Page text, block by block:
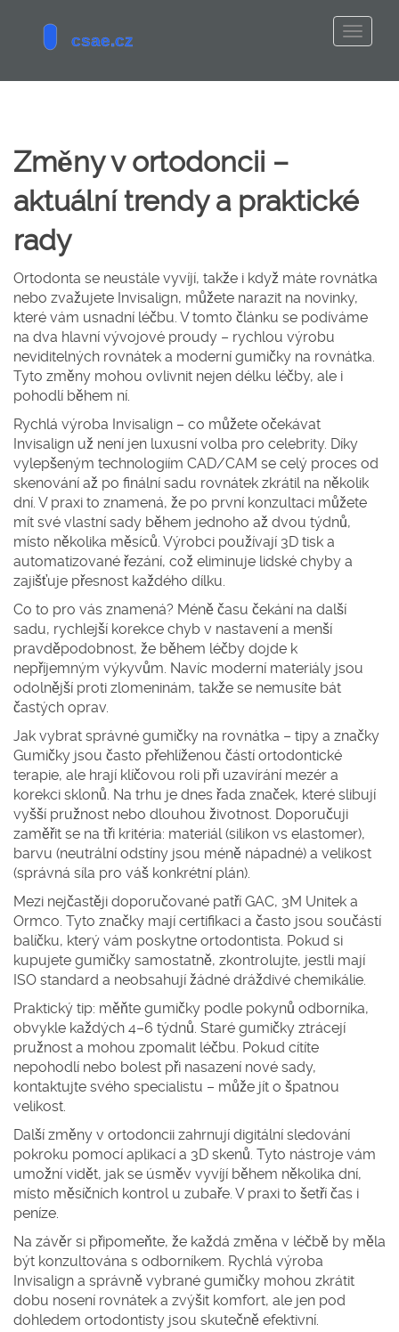
Změny v ortodoncii –
aktuální trendy a praktické
rady
Ortodonta se neustále vyvíjí, takže i když máte rovnátka
nebo zvažujete Invisalign, můžete narazit na novinky,
které vám usnadní léčbu. V tomto článku se podíváme
na dva hlavní vývojové proudy – rychlou výrobu
neviditelných rovnátek a moderní gumičky na rovnátka.
Tyto změny mohou ovlivnit nejen délku léčby, ale i
pohodlí během ní.
Rychlá výroba Invisalign – co můžete očekávat
Invisalign už není jen luxusní volba pro celebrity. Díky
vylepšeným technologiím CAD/CAM se celý proces od
skenování až po finální sadu rovnátek zkrátil na několik
dní. V praxi to znamená, že po první konzultaci můžete
mít své vlastní sady během jednoho až dvou týdnů,
místo několika měsíců. Výrobci používají 3D tisk a
automatizované řezání, což eliminuje lidské chyby a
zajišťuje přesnost každého dílku.
Co to pro vás znamená? Méně času čekání na další
sadu, rychlejší korekce chyb v nastavení a menší
pravděpodobnost, že během léčby dojde k
nepříjemným výkyvům. Navíc moderní materiály jsou
odolnější proti zlomeninám, takže se nemusíte bát
častých oprav.
Jak vybrat správné gumičky na rovnátka – tipy a značky
Gumičky jsou často přehlíženou částí ortodontické
terapie, ale hrají klíčovou roli při uzavírání mezér a
korekci sklonů. Na trhu je dnes řada značek, které slibují
vyšší pružnost nebo dlouhou životnost. Doporučuji
zaměřit se na tři kritéria: materiál (silikon vs elastomer),
barvu (neutrální odstíny jsou méně nápadné) a velikost
(správná síla pro váš konkrétní plán).
Mezi nejčastěji doporučované patří GAC, 3M Unitek a
Ormco. Tyto značky mají certifikaci a často jsou součástí
balíčku, který vám poskytne ortodontista. Pokud si
kupujete gumičky samostatně, zkontrolujte, jestli mají
ISO standard a neobsahují žádné dráždivé chemikálie.
Praktický tip: měňte gumičky podle pokynů odborníka,
obvykle každých 4–6 týdnů. Staré gumičky ztrácejí
pružnost a mohou zpomalit léčbu. Pokud cítíte
nepohodlí nebo bolest při nasazení nové sady,
kontaktujte svého specialistu – může jít o špatnou
velikost.
Další změny v ortodoncii zahrnují digitální sledování
pokroku pomocí aplikací a 3D skenů. Tyto nástroje vám
umožní vidět, jak se úsměv vyvíjí během několika dní,
místo měsíčních kontrol u zubaře. V praxi to šetří čas i
peníze.
Na závěr si připomeňte, že každá změna v léčbě by měla
být konzultována s odborníkem. Rychlá výroba
Invisalign a správně vybrané gumičky mohou zkrátit
dobu nosení rovnátek a zvýšit komfort, ale jen pod
dohledem ortodontisty jsou skutečně efektivní.